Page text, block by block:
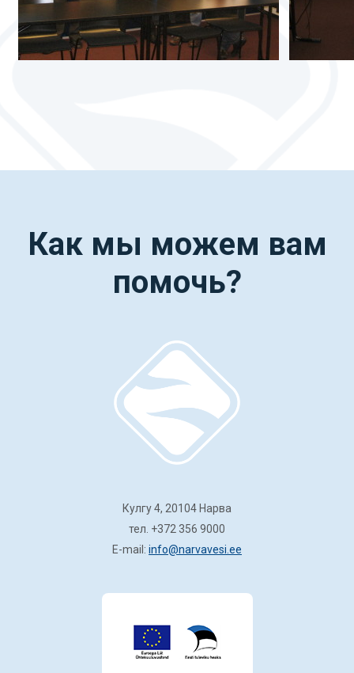
Как мы можем вам
помочь?
Кулгу 4, 20104 Нарва
тел. +372 356 9000
E-mail: info@narvavesi.ee